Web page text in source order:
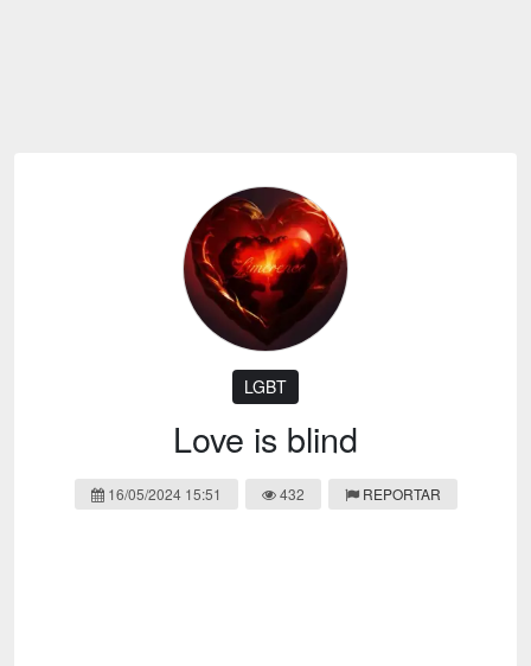
Frases e Mensagens
Ganhar Dinheiro
Games e Jogos
Webnamoro
Receitas
Redes Sociais
LGBT
Love is blind
16/05/2024 15:51 432 REPORTAR